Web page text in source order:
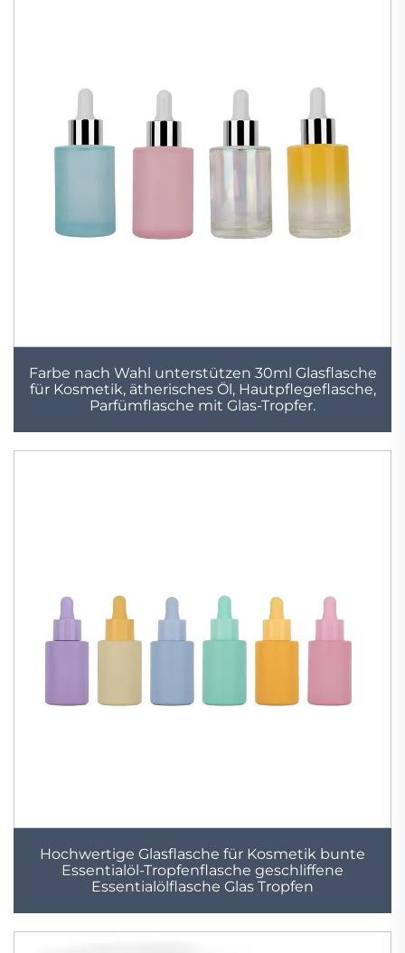
Farbe nach Wahl unterstützen 30ml Glasflasche
für Kosmetik, ätherisches Öl, Hautpflegeflasche,
Parfümflasche mit Glas-Tropfer.
Hochwertige Glasflasche für Kosmetik bunte
Essentialöl-Tropfenflasche geschliffene
Essentialölflasche Glas Tropfen